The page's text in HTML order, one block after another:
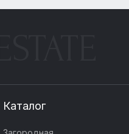
Каталог